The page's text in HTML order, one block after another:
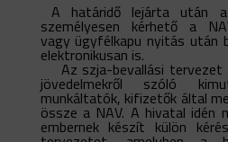
A határidő lejárta után
személyesen kérhető a
vagy ügyfélkapu nyitás után
elektronikusan is.
Az szja-bevallási tervezet
jövedelmekről szóló
munkáltatók, kifizetők által
össze a NAV. A hivatal idén
embernek készít külön